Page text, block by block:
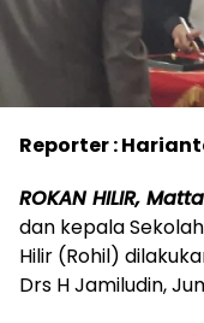
Reporter :
ROKAN HILIR,
dan kepala
Hilir (Rohil)
Drs H Jamiludin,